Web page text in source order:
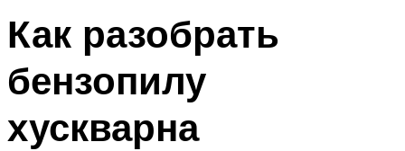
Как разобрать
бензопилу
хускварна